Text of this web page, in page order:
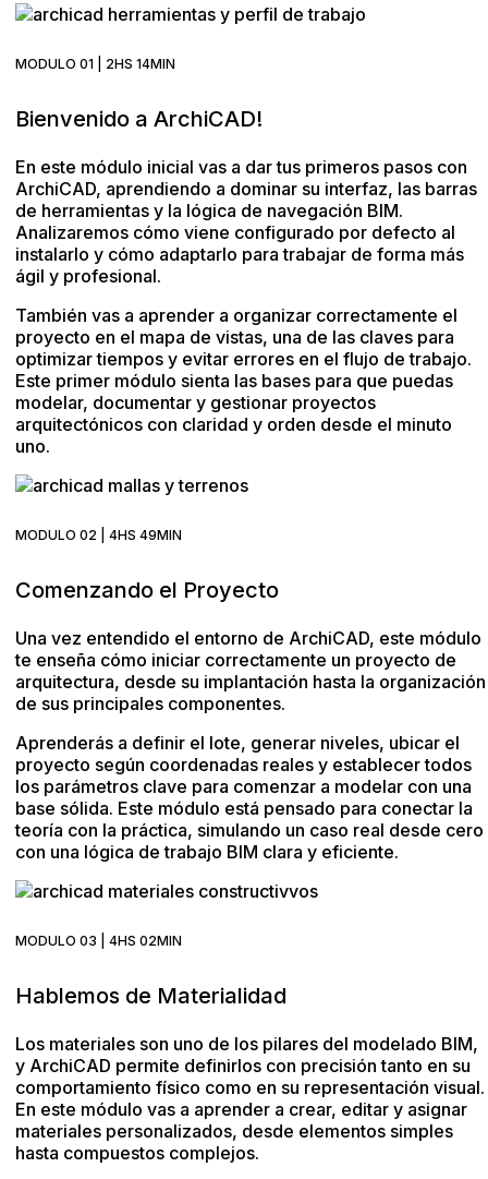
MODULO 01 | 2HS 14MIN
Bienvenido a ArchiCAD!
En este módulo inicial vas a dar tus primeros pasos con
ArchiCAD, aprendiendo a dominar su interfaz, las barras
de herramientas y la lógica de navegación BIM.
Analizaremos cómo viene configurado por defecto al
instalarlo y cómo adaptarlo para trabajar de forma más
ágil y profesional.
También vas a aprender a organizar correctamente el
proyecto en el mapa de vistas, una de las claves para
optimizar tiempos y evitar errores en el flujo de trabajo.
Este primer módulo sienta las bases para que puedas
modelar, documentar y gestionar proyectos
arquitectónicos con claridad y orden desde el minuto
uno.
MODULO 02 | 4HS 49MIN
Comenzando el Proyecto
Una vez entendido el entorno de ArchiCAD, este módulo
te enseña cómo iniciar correctamente un proyecto de
arquitectura, desde su implantación hasta la organización
de sus principales componentes.
Aprenderás a definir el lote, generar niveles, ubicar el
proyecto según coordenadas reales y establecer todos
los parámetros clave para comenzar a modelar con una
base sólida. Este módulo está pensado para conectar la
teoría con la práctica, simulando un caso real desde cero
con una lógica de trabajo BIM clara y eficiente.
MODULO 03 | 4HS 02MIN
Hablemos de Materialidad
Los materiales son uno de los pilares del modelado BIM,
y ArchiCAD permite definirlos con precisión tanto en su
comportamiento físico como en su representación visual.
En este módulo vas a aprender a crear, editar y asignar
materiales personalizados, desde elementos simples
hasta compuestos complejos.